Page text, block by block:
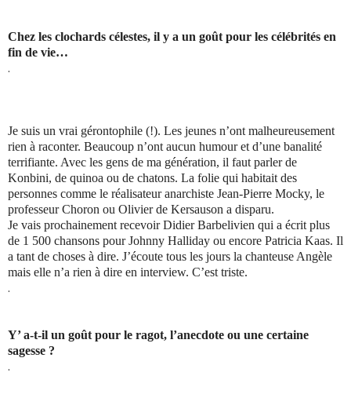
Chez les clochards célestes, il y a un goût pour les célébrités en
fin de vie…
.
Je suis un vrai gérontophile (!). Les jeunes n’ont malheureusement
rien à raconter. Beaucoup n’ont aucun humour et d’une banalité
terrifiante. Avec les gens de ma génération, il faut parler de
Konbini, de quinoa ou de chatons. La folie qui habitait des
personnes comme le réalisateur anarchiste Jean-Pierre Mocky, le
professeur Choron ou Olivier de Kersauson a disparu.
Je vais prochainement recevoir Didier Barbelivien qui a écrit plus
de 1 500 chansons pour Johnny Halliday ou encore Patricia Kaas. Il
a tant de choses à dire. J’écoute tous les jours la chanteuse Angèle
mais elle n’a rien à dire en interview. C’est triste.
.
Y’ a-t-il un goût pour le ragot, l’anecdote ou une certaine
sagesse ?
.